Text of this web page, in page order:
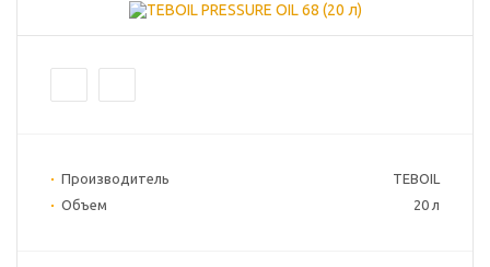
Производитель
TEBOIL
Объем
20 л